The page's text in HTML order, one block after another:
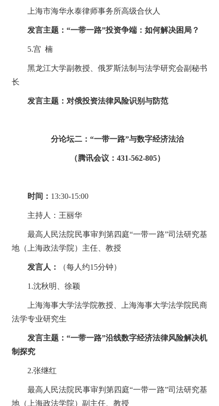
上海市海华永泰律师事务所高级合伙人
发言主题： “一带一路”投资争端：如何解决困局？
5.宫 楠
黑龙江大学副教授、俄罗斯法制与法学研究会副秘书
长
发言主题：对俄投资法律风险识别与防范
分论坛二 ： “一带一路”与数字经济法治
（腾讯会议： 431-562-805）
时间： 13:30-1 5:00
主持人：王丽华
最高人民法院 民事审判第四庭“一带一路”司法研究基
地（上海政法学院）主任、教授
发言人： （每人约15分钟）
1.沈秋明 、徐颖
上海海事大学法学院教授 、上海海事大学法学院民商
法学专业研究生
发言主题： “一带一路”沿线数字经济法律风险解决机
制探究
2.张继红
最高人民法院 民事审判第四庭“一带一路”司法研究基
地（上海政法学院）副主任、教授